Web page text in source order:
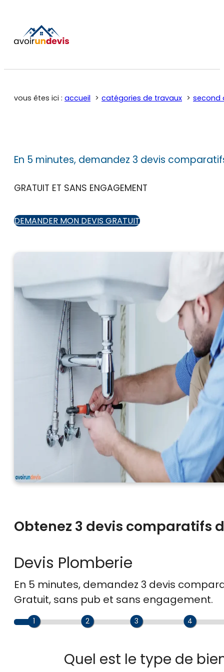
vous êtes ici : accueil catégories de travaux second
En 5 minutes, demandez 3 devis
GRATUIT ET SANS ENGAGEMENT
DEMANDER MON DEVIS GRATUIT
Obtenez 3 devis comparatifs
Devis Plomberie
En 5 minutes, demandez 3 devis
Gratuit, sans pub et sans engagement.
1 2 3 4
Quel est le type de